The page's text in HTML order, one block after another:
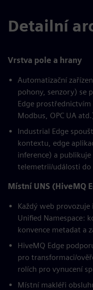
Detailní
Vrstva pole a hrany
Automatizační
pohony, senzory) se
Edge prostřednictvím
Modbus, OPC UA
Industrial Edge
kontextu, edge
inference) a
telemetrii/události do
Místní UNS (HiveMQ
Každý web
Unified Namespace:
konvence metadat a
HiveMQ Edge
pro transformaci/
rolích pro vynucení
Místní makléři